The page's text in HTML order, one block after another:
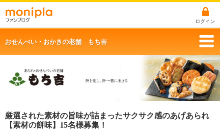
ログイン
おせんべい・おかきの老舗 もち吉
厳選された素材の旨味が詰まったサクサク感のあげあられ
【素材の餅味】15名様募集！